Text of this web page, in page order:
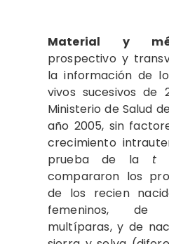
Material y
prospectivo y
la información de
vivos sucesivos de
Ministerio de Salud
año 2005, sin
crecimiento
prueba de la t
compararon los
de los recien
femeninos, de
multíparas, y de